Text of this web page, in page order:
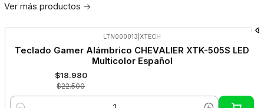
Ver más productos
-16%
OFF
LTN000013 XTECH
Teclado Gamer Alámbrico CHEVALIER XTK-505S LED
Multicolor Español
$18.980
$22.500